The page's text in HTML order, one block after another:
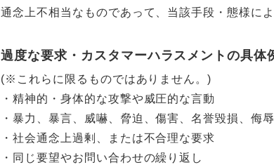
通念上不相当なものであって、当該手段・態様に
過度な要求・カスタマーハラスメントの具体
(※これらに限るものではありません。)
・精神的・身体的な攻撃や威圧的な言動
・暴力、暴言、威嚇、脅迫、傷害、名誉毀損、侮
・社会通念上過剰、または不合理な要求
・同じ要望やお問い合わせの繰り返し